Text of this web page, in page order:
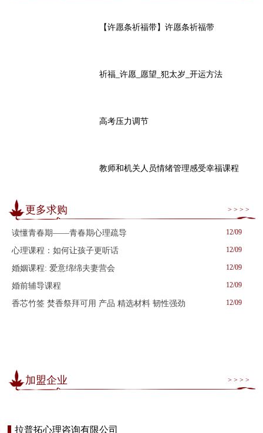
【许愿条祈福带】许愿条祈福带
祈福_许愿_愿望_犯太岁_开运方法
高考压力调节
教师和机关人员情绪管理感受幸福课程
更多求购 > > > >
读懂青春期——青春期心理疏导 12/09
心理课程：如何让孩子更听话 12/09
婚姻课程: 爱意绵绵夫妻营会 12/09
婚前辅导课程 12/09
香芯竹签 焚香祭拜可用 产品 精选材料 韧性强劲 12/09
加盟企业 > > > >
拉普拓心理咨询有限公司